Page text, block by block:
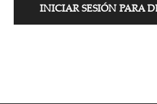
INICIAR SESIÓN PARA